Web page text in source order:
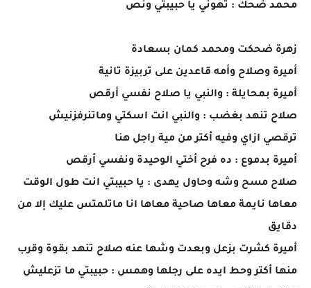
محمد ضحك : تهوني يا حبيبتي ونص
زهرة ضحكت ومحمد كمان بسعادة
أميرة وصلاح وأمه قاعدين على تربيزة تانية
أميرة بمحايلة : والنبي يا صلاح نفسي أرقص
صلاح تنهد بغضب : والنبي انت اسكتي وماتنرفزنيش
ترقصي ازاي وفيه أكتر من مية راجل هنا
أميرة بدموع : ده فرح أختي الوحيدة ونفسي أرقص
صلاح مسح وشه وحاول يهدى : يا حبيبتي انت طول الوقت
معاها نايمة معاها صاحية معاها انا ماتلمتس عليك إلا من
دقايق
أميرة كشرت بزعل وبعدت وشها عنه صلاح تنهد بقوة وقرب
منها أكتر وحط ايده على رجلها وهمس : حبيبتي ما تزعليش